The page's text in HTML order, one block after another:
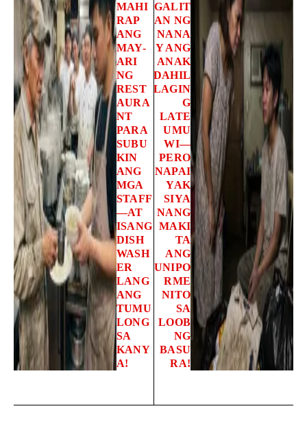
MAHI
RAP
ANG
MAY-
ARI
NG
REST
AURA
NT
PARA
SUBU
KIN
ANG
MGA
STAFF
—AT
ISANG
DISH
WASH
ER
LANG
ANG
TUMU
LONG
SA
KANY
A!
GALIT
AN NG
NANA
Y ANG
ANAK
DAHIL
LAGIN
G
LATE
UMU
WI—
PERO
NAPAI
YAK
SIYA
NANG
MAKI
TA
ANG
UNIPO
RME
NITO
SA
LOOB
NG
BASU
RA!